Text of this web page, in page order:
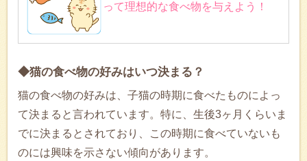
って理想的な食べ物を与えよう！
◆猫の食べ物の好みはいつ決まる？
猫の食べ物の好みは、子猫の時期に食べたものによっ
て決まると言われています。特に、生後3ヶ月くらいま
でに決まるとされており、この時期に食べていないも
のには興味を示さない傾向があります。